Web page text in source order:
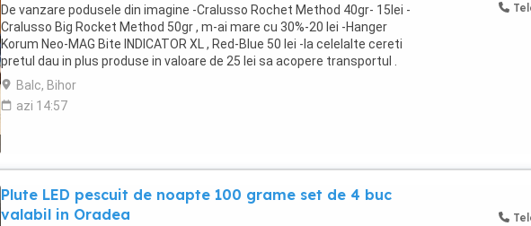
De vanzare podusele din imagine -Cralusso Rochet Method 40gr- 15lei -
Cralusso Big Rocket Method 50gr , m-ai mare cu 30%-20 lei -Hanger
Korum Neo-MAG Bite INDICATOR XL , Red-Blue 50 lei -la celelalte cereti
pretul dau in plus produse in valoare de 25 lei sa acopere transportul .
Balc, Bihor
azi 14:57
Plute LED pescuit de noapte 100 grame set de 4 buc
valabil in Oradea